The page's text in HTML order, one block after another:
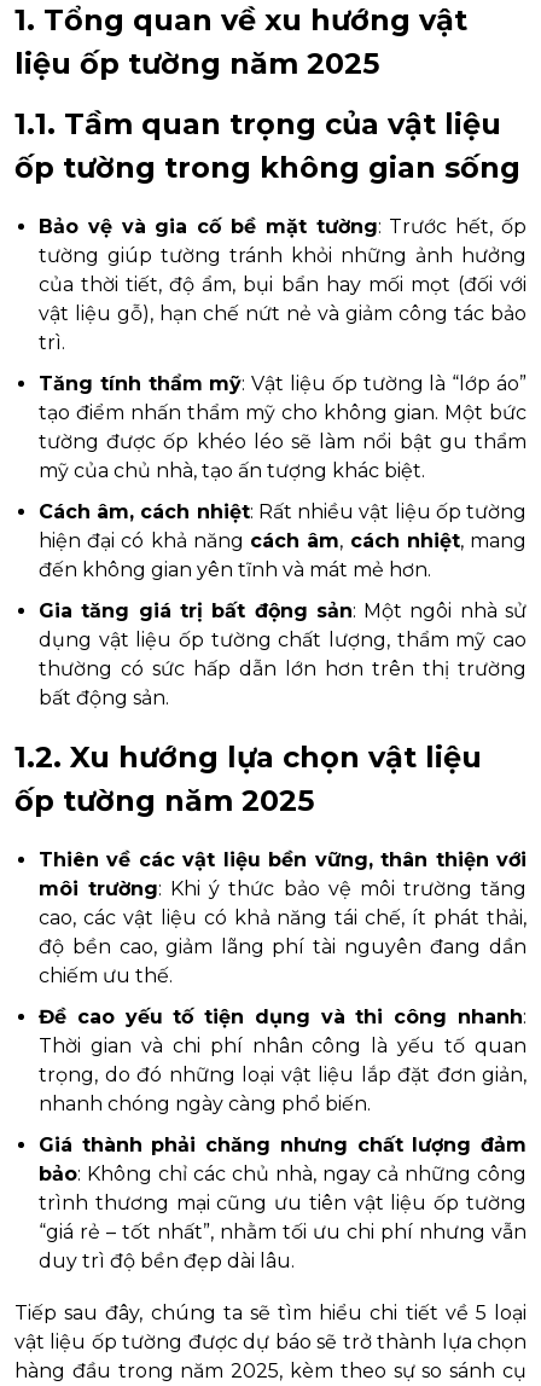
1. Tổng quan về xu hướng vật
liệu ốp tường năm 2025
1.1. Tầm quan trọng của vật liệu
ốp tường trong không gian sống
Bảo vệ và gia cố bề mặt tường: Trước hết, ốp
tường giúp tường tránh khỏi những ảnh hưởng
của thời tiết, độ ẩm, bụi bẩn hay mối mọt (đối với
vật liệu gỗ), hạn chế nứt nẻ và giảm công tác bảo
trì.
Tăng tính thẩm mỹ: Vật liệu ốp tường là “lớp áo”
tạo điểm nhấn thẩm mỹ cho không gian. Một bức
tường được ốp khéo léo sẽ làm nổi bật gu thẩm
mỹ của chủ nhà, tạo ấn tượng khác biệt.
Cách âm, cách nhiệt: Rất nhiều vật liệu ốp tường
hiện đại có khả năng cách âm, cách nhiệt, mang
đến không gian yên tĩnh và mát mẻ hơn.
Gia tăng giá trị bất động sản: Một ngôi nhà sử
dụng vật liệu ốp tường chất lượng, thẩm mỹ cao
thường có sức hấp dẫn lớn hơn trên thị trường
bất động sản.
1.2. Xu hướng lựa chọn vật liệu
ốp tường năm 2025
Thiên về các vật liệu bền vững, thân thiện với
môi trường: Khi ý thức bảo vệ môi trường tăng
cao, các vật liệu có khả năng tái chế, ít phát thải,
độ bền cao, giảm lãng phí tài nguyên đang dần
chiếm ưu thế.
Đề cao yếu tố tiện dụng và thi công nhanh:
Thời gian và chi phí nhân công là yếu tố quan
trọng, do đó những loại vật liệu lắp đặt đơn giản,
nhanh chóng ngày càng phổ biến.
Giá thành phải chăng nhưng chất lượng đảm
bảo: Không chỉ các chủ nhà, ngay cả những công
trình thương mại cũng ưu tiên vật liệu ốp tường
“giá rẻ – tốt nhất”, nhằm tối ưu chi phí nhưng vẫn
duy trì độ bền đẹp dài lâu.
Tiếp sau đây, chúng ta sẽ tìm hiểu chi tiết về 5 loại
vật liệu ốp tường được dự báo sẽ trở thành lựa chọn
hàng đầu trong năm 2025, kèm theo sự so sánh cụ